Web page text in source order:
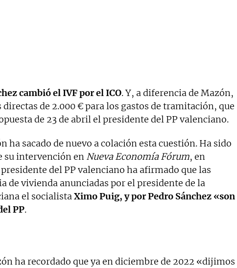
cambió el IVF por el ICO. Y, a diferencia de Mazón,
de 2.000 € para los gastos de tramitación, que
de 23 de abril el presidente del PP valenciano.
ha sacado de nuevo a colación esta cuestión. Ha sido
su intervención en Nueva Economía Fórum, en
del PP valenciano ha afirmado que las
de vivienda anunciadas por el presidente de la
el socialistaXimo Puig, y por Pedro Sánchez «son
PP.
ha recordado que ya en diciembre de 2022 «dijimos